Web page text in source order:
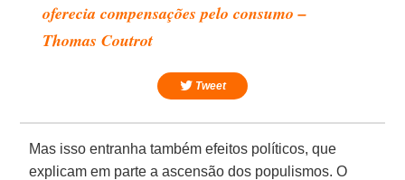
oferecia compensações pelo consumo –
Thomas Coutrot
Tweet
Mas isso entranha também efeitos políticos, que
explicam em parte a ascensão dos populismos. O